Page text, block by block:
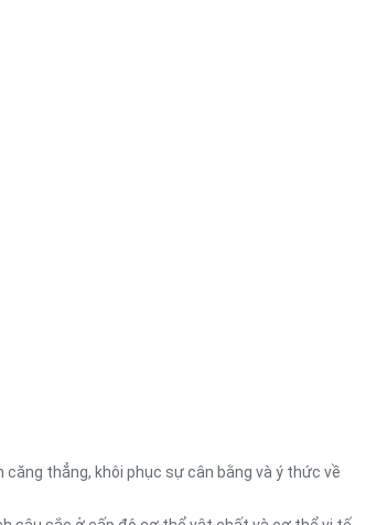
thẳng, khôi phục sự cân bằng và ý thức về